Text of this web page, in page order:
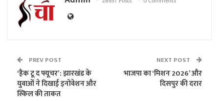
PREV POST
‘हैक टू द फ्यूचर’: झारखंड के
युवाओं ने दिखाई इनोवेशन और
स्किल की ताकत
NEXT POST
भाजपा का ‘मिशन 2026’ और
दिसपुर की दरार